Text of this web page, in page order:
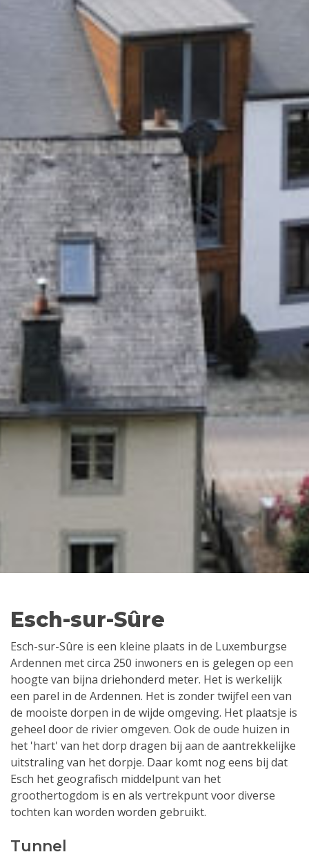
Esch-sur-Sûre
Esch-sur-Sûre is een kleine plaats in de Luxemburgse
Ardennen met circa 250 inwoners en is gelegen op een
hoogte van bijna driehonderd meter. Het is werkelijk
een parel in de Ardennen. Het is zonder twijfel een van
de mooiste dorpen in de wijde omgeving. Het plaatsje is
geheel door de rivier omgeven. Ook de oude huizen in
het 'hart' van het dorp dragen bij aan de aantrekkelijke
uitstraling van het dorpje. Daar komt nog eens bij dat
Esch het geografisch middelpunt van het
groothertogdom is en als vertrekpunt voor diverse
tochten kan worden worden gebruikt.
Tunnel